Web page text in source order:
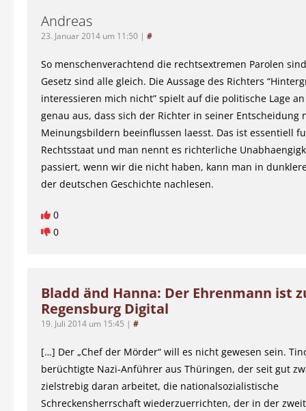
Andreas
23. Januar 2014 um 11:50 | #
So menschenverachtend die rechtsextremen Parolen
Gesetz sind alle gleich. Die Aussage des Richters
interessieren mich nicht” spielt auf die politische Lage
genau aus, dass sich der Richter in seiner Entscheidung
Meinungsbildern beeinflussen laesst. Das ist essentiell
Rechtsstaat und man nennt es richterliche
passiert, wenn wir die nicht haben, kann man in
der deutschen Geschichte nachlesen.
0
0
Bladd änd Hanna: Der Ehrenmann ist
Regensburg Digital
19. Juli 2014 um 15:45 | #
[…] Der „Chef der Mörder“ will es nicht gewesen sein.
berüchtigte Nazi-Anführer aus Thüringen, der seit gut
zielstrebig daran arbeitet, die nationalsozialistische
Schreckensherrschaft wiederzuerrichten, der in der